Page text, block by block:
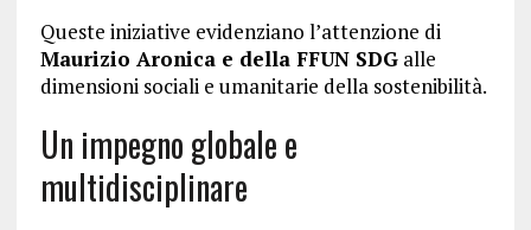
Queste iniziative evidenziano l’attenzione di
Maurizio Aronica e della FFUN SDGalle
dimensioni sociali e umanitarie della sostenibilità.
Un impegno globale e
multidisciplinare